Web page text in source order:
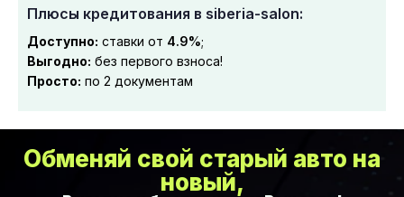
Плюсы кредитования в siberia-salon:
Доступно: ставки от 4.9%;
Выгодно: без первого взноса!
Просто: по 2 документам
Обменяй свой старый авто на
новый,